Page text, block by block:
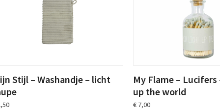
Stijl – Washandje – licht
My Flame – Lucifers
up the world
€7,00